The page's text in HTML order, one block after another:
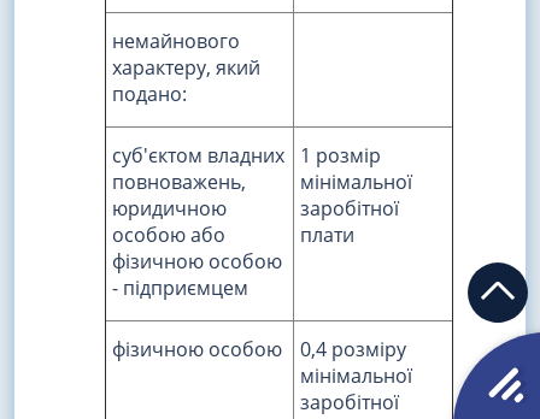
немайнового
характеру, який
подано:
суб'єктом владних
повноважень,
юридичною
особою або
фізичною особою
- підприємцем
1 розмір
мінімальної
заробітної
плати
фізичною особою
0,4 розміру
мінімальної
заробітної